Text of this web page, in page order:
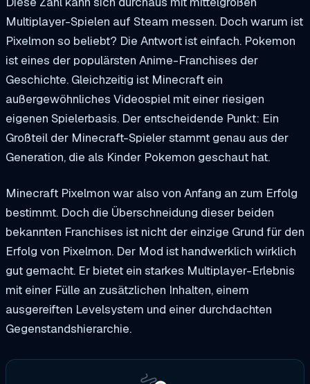
Multiplayer-Spielen auf Steam messen. Doch warum ist
Pixelmon so beliebt? Die Antwort ist einfach. Pokemon
ist eines der populärsten Anime-Franchises der
Geschichte. Gleichzeitig ist Minecraft ein
außergewöhnliches Videospiel mit einer riesigen
eigenen Spielerbasis. Der entscheidende Punkt: Ein
Großteil der Minecraft-Spieler stammt genau aus der
Generation, die als Kinder Pokemon geschaut hat.
Minecraft Pixelmon war also von Anfang an zum Erfolg
bestimmt. Doch die Überschneidung dieser beiden
bekannten Franchises ist nicht der einzige Grund für den
Erfolg von Pixelmon. Der Mod ist handwerklich wirklich
gut gemacht. Er bietet ein starkes Multiplayer-Erlebnis
mit einer Fülle an zusätzlichen Inhalten, einem
ausgereiften Levelsystem und einer durchdachten
Gegenstandshierarchie.